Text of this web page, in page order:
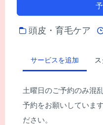
頭皮・育毛ケア
サービスを追加
土曜日のご予約のみ混
予約をお願いしていま
ださい。